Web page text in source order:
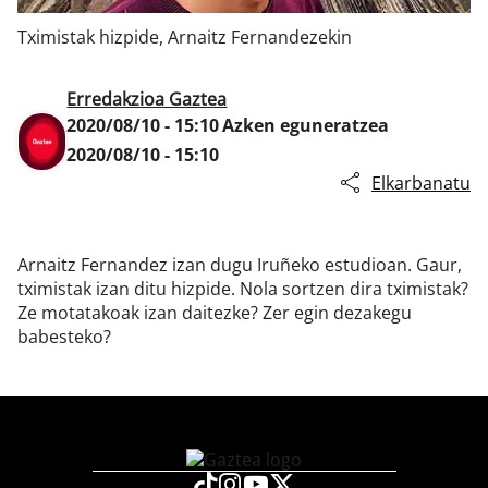
Tximistak hizpide, Arnaitz Fernandezekin
Erredakzioa Gaztea
2020/08/10 - 15:10Azken eguneratzea
2020/08/10 - 15:10
Elkarbanatu
Arnaitz Fernandez izan dugu Iruñeko estudioan. Gaur,
tximistak izan ditu hizpide. Nola sortzen dira tximistak?
Ze motatakoak izan daitezke? Zer egin dezakegu
babesteko?